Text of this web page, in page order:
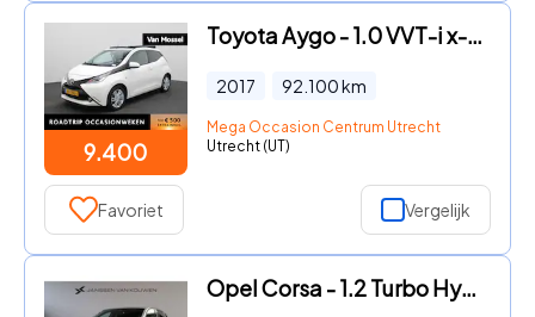
9.400
Toyota Aygo - 1.0 VVT-i x-wave | Cruise Control | Achteruitrijcamera | Blu
2017 92.100km
Mega Occasion Centrum Utrecht
Utrecht (UT)
Favoriet Vergelijk
Opel Corsa - 1.2 Turbo Hybrid GS Voorraad voordeel / 2+6 jaar garantie